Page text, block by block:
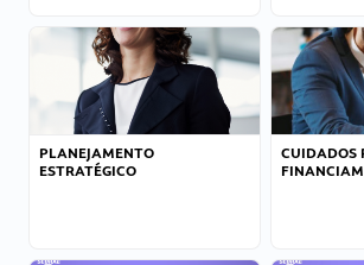
PLANEJAMENTO
ESTRATÉGICO
CUIDADOS